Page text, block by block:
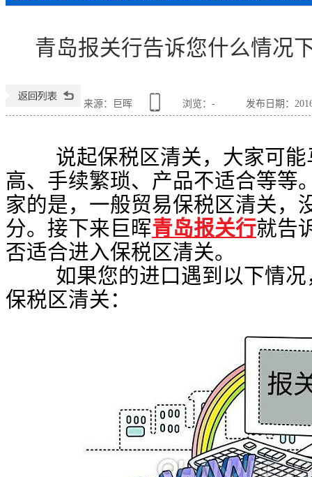
青岛报关行告诉您什么情况
来源：巨晖 浏览： - 发布日期：
说起保税区清关，大家可能
高、手续繁琐、产品不适合等等
家的是，一般贸易保税区清关，
分。接下来巨晖青岛报关行就告
否适合进入保税区清关。
如果您的进口遇到以下情况
保税区清关：